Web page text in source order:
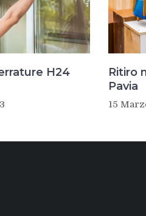
H24
Ritiro
Pavia
15